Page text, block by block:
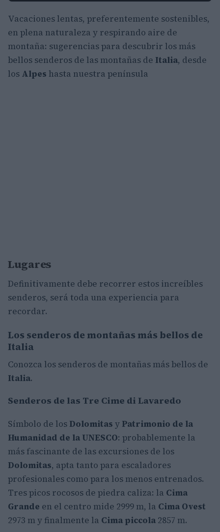
Vacaciones lentas, preferentemente sostenibles,
en plena naturaleza y respirando aire de
montaña: sugerencias para descubrir los más
bellos senderos de las montañas de Italia, desde
los Alpes hasta nuestra península
Lugares
Definitivamente debe recorrer estos increíbles
senderos, será toda una experiencia para
recordar.
Los senderos de montañas más bellos de
Italia
Conozca los senderos de montañas más bellos de
Italia.
Senderos de las Tre Cime di Lavaredo
Símbolo de los Dolomitas y Patrimonio de la
Humanidad de la UNESCO: probablemente la
más fascinante de las excursiones de los
Dolomitas, apta tanto para escaladores
profesionales como para los menos entrenados.
Tres picos rocosos de piedra caliza: la Cima
Grande en el centro mide 2999 m, la Cima Ovest
2973 m y finalmente la Cima piccola 2857 m.